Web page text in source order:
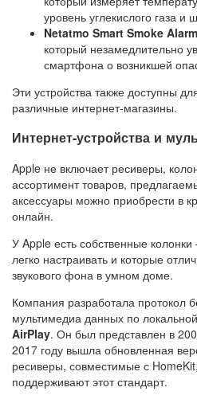
уровень углекислого газа и
Netatmo Smart Smoke Alarm
который незамедлительно
смартфона о возникшей
Эти устройства также доступны
различные интернет-магазины.
Интернет-устройства и
Apple не включает ресиверы,
ассортимент товаров,
аксессуары можно приобрести в
онлайн.
У Apple есть собственные
легко настраивать и которые
звукового фона в умном доме.
Компания разработала протокол
мультимедиа данных по
AirPlay. Он был представлен в
2017 году вышла обновленная
ресиверы, совместимые с
поддерживают этот стандарт.